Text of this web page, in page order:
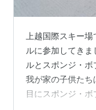
上越国際スキー
ルに参加してき
ルとスポンジ・ボ
我が家の子供た
目にスポンジ・